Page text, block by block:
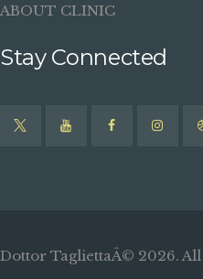
ABOUT CLINIC
Stay Connected
Dottor TagliettaÂ© 2026. All